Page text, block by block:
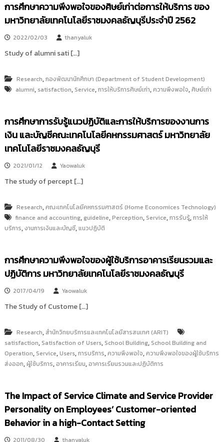
การศึกษาความพึงพอใจของศิษย์เก่าต่อการให้บริการ ของ
มหาวิทยาลัยเทคโนโลยีราชมงคลธัญบุรีประจำปี 2562
2022/02/03 thanyaluk
Study of alumni sati […]
Research,กองพัฒนานักศึกษา (Department of Student Development)
alumni, satisfaction, Service,การให้บริการศิษย์เก่า,ความพึงพอใจ,ศิษย์เก่า
การศึกษาการรับรู้แนวปฏิบัติและการให้บริการของงานการ
เงิน และบัญชีคณะเทคโนโลยีคหกรรมศาสตร์ มหาวิทยาลัย
เทคโนโลยีราชมงคลธัญบุรี
2021/01/12 Yaowaluk
The study of percept […]
Research,คณะเทคโนโลยีคหกรรมศาสตร์ (Home Economices Technology)
finance and accounting, guideline,Perception, Service,การรับรู้,การให้
บริการ,งานการเงินและบัญชี,แนวปฏิบัติ
การศึกษาความพึงพอใจของผู้ใช้บริการอาคารเรียนรวมและ
ปฏิบัติการ มหาวิทยาลัยเทคโนโลยีราชมงคลธัญบุรี
2017/04/19 Yaowaluk
The Study of Custome […]
Research, สำนักวิทยบริการและเทคโนโลยีสารสนเทศ (ARIT)
satisfaction, Satisfaction of Users, School Building, School Building and
Operation, Service,Users,การบริการ,ความพึงพอใจ,ความพึงพอใจของผู้ใช้บริการ
ส่งออก,ผู้ใช้บริการ,อาคารเรียน,อาคารเรียนรวมและปฏิบัติการ
The Impact of Service Climate and Service Provider
Personality on Employees’ Customer-oriented
Behavior in a high-Contact Setting
2011/08/30 thanyaluk